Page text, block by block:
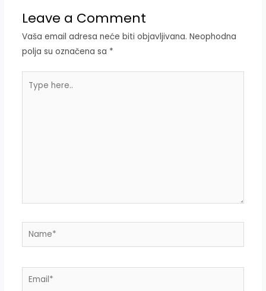
Leave a Comment
Vaša email adresa neće biti objavljivana. Neophodna
polja su označena sa *
here..
Name*
Email*